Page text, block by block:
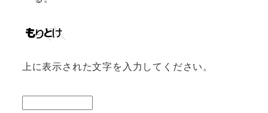
上に表示された文字を入力してください。